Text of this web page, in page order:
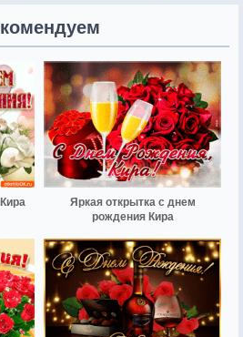
Яркая открытка с днем
рождения Кира